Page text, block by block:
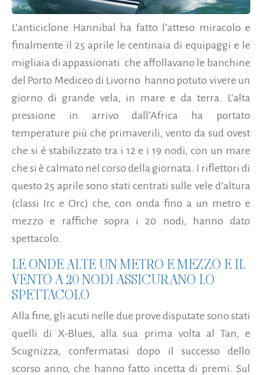
L’anticiclone Hannibal ha fatto l’atteso miracolo e
finalmente il 25 aprile le centinaia di equipaggi e le
migliaia di appassionati che affollavano le banchine
del Porto Mediceo di Livorno hanno potuto vivere un
giorno di grande vela, in mare e da terra. L’alta
pressione in arrivo dall’Africa ha portato
temperature più che primaverili, vento da sud ovest
che si è stabilizzato tra i 12 e i 19 nodi, con un mare
che si è calmato nel corso della giornata. I riflettori di
questo 25 aprile sono stati centrati sulle vele d’altura
(classi Irc e Orc) che, con onda fino a un metro e
mezzoe raffiche sopra i 20 nodi, hanno dato
spettacolo.
LE ONDE ALTE UN METRO E MEZZO E IL
VENTO A 20 NODI ASSICURANO LO
SPETTACOLO
Alla fine, gli acuti nelle due prove disputate sono stati
quelli di X-Blues, alla sua prima volta al Tan, e
Scugnizza, confermatasi dopo il successo dello
scorso anno, che hanno fatto incetta di premi. Sul